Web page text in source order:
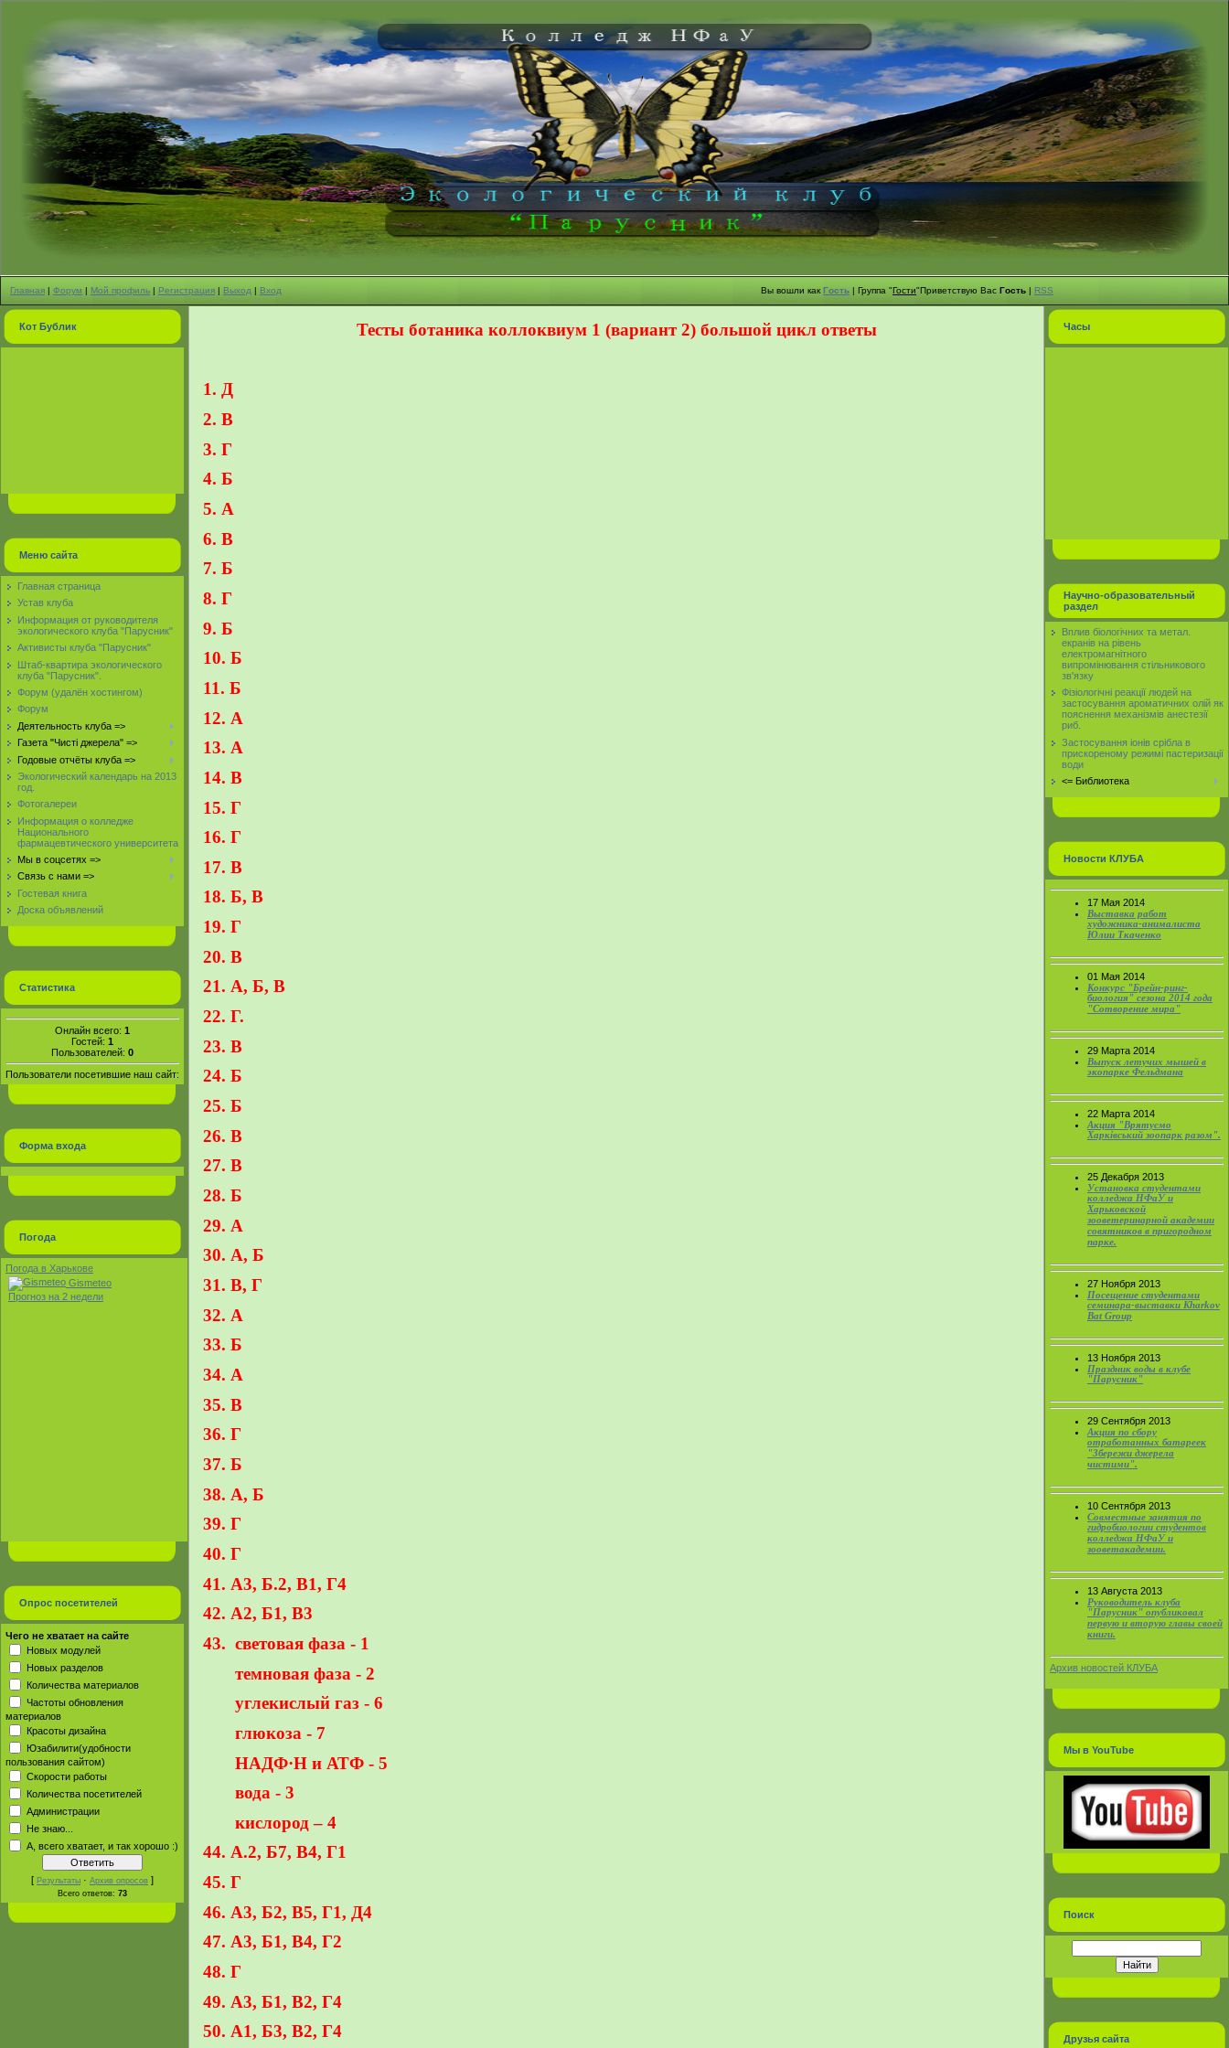
Главная | Форум | Мой профиль | Регистрация | Выход | Вход Вы вошли как Гость | Группа "Гости"Приветствую Вас Гость | RSS
Кот Бублик
Меню сайта
Главная страница
Устав клуба
Информация от руководителя
экологического клуба "Парусник"
Активисты клуба "Парусник"
Штаб-квартира экологического
клуба "Парусник".
Форум (удалён хостингом)
Форум
Деятельность клуба =>
Газета "Чисті джерела" =>
Годовые отчёты клуба =>
Экологический календарь на 2013
год.
Фотогалереи
Информация о колледже
Национального
фармацевтического университета
Мы в соцсетях =>
Связь с нами =>
Гостевая книга
Доска объявлений
Статистика
Онлайн всего: 1
Гостей: 1
Пользователей: 0
Пользователи посетившие наш сайт:
Форма входа
Погода
Погода в Харькове
Gismeteo
Прогноз на 2 недели
Опрос посетителей
Чего не хватает на сайте
Новых модулей
Новых разделов
Количества материалов
Частоты обновления
материалов
Красоты дизайна
Юзабилити(удобности
пользования сайтом)
Скорости работы
Количества посетителей
Администрации
Не знаю...
А, всего хватает, и так хорошо :)
[ Результаты · Архив опросов ]
Всего ответов: 73
Тесты ботаника коллоквиум 1 (вариант 2) большой цикл ответы
1. Д
2. В
3. Г
4. Б
5. А
6. В
7. Б
8. Г
9. Б
10. Б
11. Б
12. А
13. А
14. В
15. Г
16. Г
17. В
18. Б, В
19. Г
20. В
21. А, Б, В
22. Г.
23. В
24. Б
25. Б
26. В
27. В
28. Б
29. А
30. А, Б
31. В, Г
32. А
33. Б
34. А
35. В
36. Г
37. Б
38. А, Б
39. Г
40. Г
41. А3, Б.2, В1, Г4
42. А2, Б1, В3
43. световая фаза - 1
темновая фаза - 2
углекислый газ - 6
глюкоза - 7
НАДФ·H и АТФ - 5
вода - 3
кислород – 4
44. А.2, Б7, В4, Г1
45. Г
46. А3, Б2, В5, Г1, Д4
47. А3, Б1, В4, Г2
48. Г
49. А3, Б1, В2, Г4
50. А1, Б3, В2, Г4
Часы
Научно-образовательный
раздел
Вплив біологічних та метал.
екранів на рівень
електромагнітного
випромінювання стільникового
зв'язку
Фізіологічні реакції людей на
застосування ароматичних олій як
пояснення механізмів анестезії
риб.
Застосування іонів срібла в
прискореному режимі пастеризації
води
<= Библиотека
Новости КЛУБА
17 Мая 2014
Выставка работ
художника-анималиста
Юлии Ткаченко
01 Мая 2014
Конкурс "Брейн-ринг-
биология" сезона 2014 года
"Сотворение мира"
29 Марта 2014
Выпуск летучих мышей в
экопарке Фельдмана
22 Марта 2014
Акция "Врятуємо
Харківський зоопарк разом".
25 Декабря 2013
Установка студентами
колледжа НФаУ и
Харьковской
зооветеринарной академии
совятников в пригородном
парке.
27 Ноября 2013
Посещение студентами
семинара-выставки Kharkov
Bat Group
13 Ноября 2013
Праздник воды в клубе
"Парусник"
29 Сентября 2013
Акция по сбору
отработанных батареек
"Збережи джерела
чистими".
10 Сентября 2013
Совместные занятия по
гидробиологии студентов
колледжа НФаУ и
зооветакадемии.
13 Августа 2013
Руководитель клуба
"Парусник" опубликовал
первую и вторую главы своей
книги.
Архив новостей КЛУБА
Мы в YouTube
Поиск
Друзья сайта